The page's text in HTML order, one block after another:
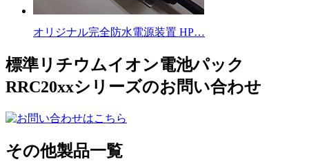
オリジナル完全防水電源装置 HP…
標準リチウムイオン電池パック
RRC20xxシリーズのお問い合わせ
その他製品一覧